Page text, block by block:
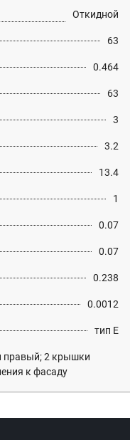
Откидной
63
0.464
63
3
3.2
13.4
1
0.07
0.07
0.238
0.0012
тип E
правый; 2 крышки
к фасаду